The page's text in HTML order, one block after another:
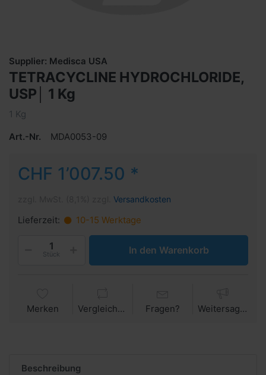
Supplier: Medisca USA
TETRACYCLINE HYDROCHLORIDE,
USP│ 1 Kg
1 Kg
Art.-Nr.
MDA0053-09
CHF 1’007.50 *
Versandkosten
Lieferzeit: 10-15 Werktage
Stück In den Warenkorb
Merken Vergleichen Fragen? Weitersagen
Beschreibung